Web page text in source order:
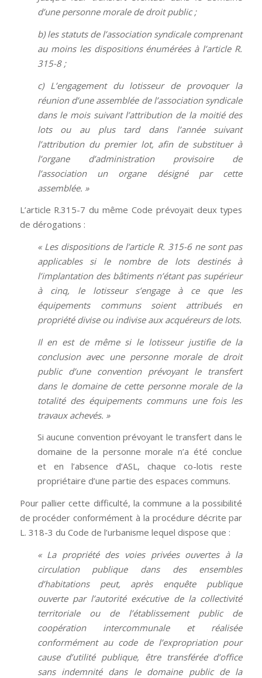
d’une personne morale de droit public ;
b) les statuts de l’association syndicale comprenant
au moins les dispositions énumérées à l’article R.
315-8 ;
c) L’engagement du lotisseur de provoquer la
réunion d’une assemblée de l’association syndicale
dans le mois suivant l’attribution de la moitié des
lots ou au plus tard dans l’année suivant
l’attribution du premier lot, afin de substituer à
l’organe d’administration provisoire de
l’association un organe désigné par cette
assemblée. »
L’article R.315-7 du même Code prévoyait deux types
de dérogations :
« Les dispositions de l’article R. 315-6 ne sont pas
applicables si le nombre de lots destinés à
l’implantation des bâtiments n’étant pas supérieur
à cinq, le lotisseur s’engage à ce que les
équipements communs soient attribués en
propriété divise ou indivise aux acquéreurs de lots.
Il en est de même si le lotisseur justifie de la
conclusion avec une personne morale de droit
public d’une convention prévoyant le transfert
dans le domaine de cette personne morale de la
totalité des équipements communs une fois les
travaux achevés. »
Si aucune convention prévoyant le transfert dans le
domaine de la personne morale n’a été conclue
et en l’absence d’ASL, chaque co-lotis reste
propriétaire d’une partie des espaces communs.
Pour pallier cette difficulté, la commune a la possibilité
de procéder conformément à la procédure décrite par
L. 318-3 du Code de l’urbanisme lequel dispose que :
« La propriété des voies privées ouvertes à la
circulation publique dans des ensembles
d’habitations peut, après enquête publique
ouverte par l’autorité exécutive de la collectivité
territoriale ou de l’établissement public de
coopération intercommunale et réalisée
conformément au code de l’expropriation pour
cause d’utilité publique, être transférée d’office
sans indemnité dans le domaine public de la